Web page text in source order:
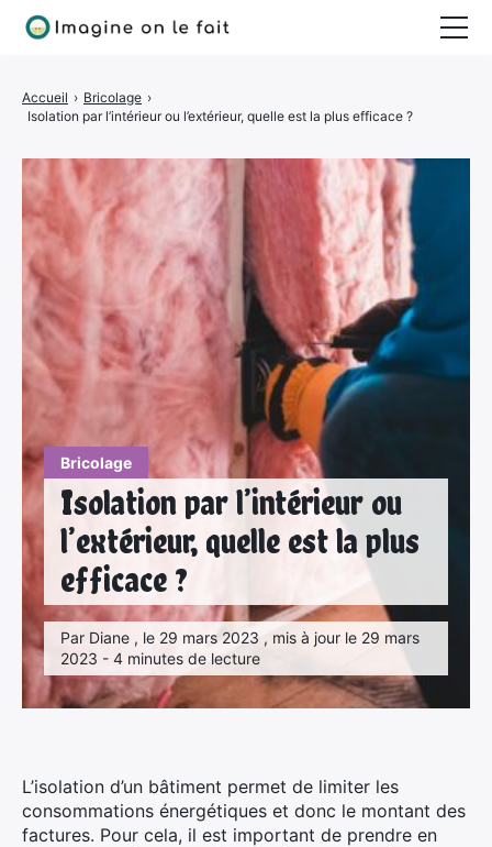
Bricolage
Isolation par l’intérieur ou
l’extérieur, quelle est la plus
efficace ?
Par Diane , le 29 mars 2023 , mis à jour le 29 mars
2023 - 4 minutes de lecture
Accueil › Bricolage ›
Isolation par l’intérieur ou l’extérieur, quelle est la plus efficace ?
L’isolation d’un bâtiment permet de limiter les
consommations énergétiques et donc le montant des
factures. Pour cela, il est important de prendre en
Bricolage
Déco
Quotidien